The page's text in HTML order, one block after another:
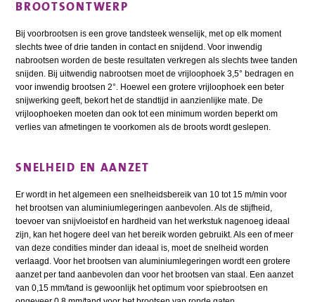
BROOTSONTWERP
Bij voorbrootsen is een grove tandsteek wenselijk, met op elk moment
slechts twee of drie tanden in contact en snijdend. Voor inwendig
nabrootsen worden de beste resultaten verkregen als slechts twee tanden
snijden. Bij uitwendig nabrootsen moet de vrijloophoek 3,5° bedragen en
voor inwendig brootsen 2°. Hoewel een grotere vrijloophoek een beter
snijwerking geeft, bekort het de standtijd in aanzienlijke mate. De
vrijloophoeken moeten dan ook tot een minimum worden beperkt om
verlies van afmetingen te voorkomen als de broots wordt geslepen.
SNELHEID EN AANZET
Er wordt in het algemeen een snelheidsbereik van 10 tot 15 m/min voor
het brootsen van aluminiumlegeringen aanbevolen. Als de stijfheid,
toevoer van snijvloeistof en hardheid van het werkstuk nagenoeg ideaal
zijn, kan het hogere deel van het bereik worden gebruikt. Als een of meer
van deze condities minder dan ideaal is, moet de snelheid worden
verlaagd. Voor het brootsen van aluminiumlegeringen wordt een grotere
aanzet per tand aanbevolen dan voor het brootsen van staal. Een aanzet
van 0,15 mm/tand is gewoonlijk het optimum voor spiebrootsen en